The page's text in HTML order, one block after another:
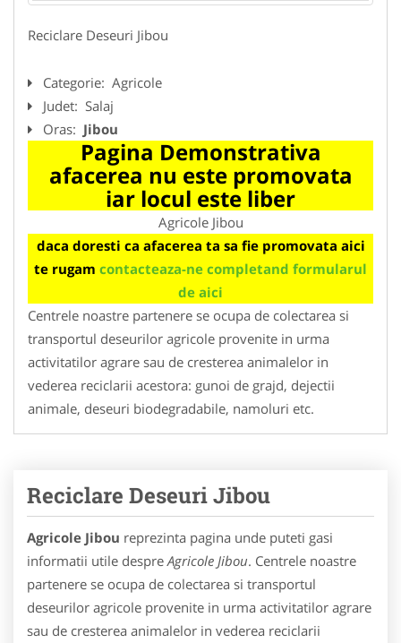
Reciclare Deseuri Jibou
Categorie: Agricole
Judet: Salaj
Oras: Jibou
Pagina Demonstrativa
afacerea nu este promovata
iar locul este liber
Agricole Jibou
daca doresti ca afacerea ta sa fie promovata aici
te rugam contacteaza-ne completand formularul
de aici
Centrele noastre partenere se ocupa de colectarea si
transportul deseurilor agricole provenite in urma
activitatilor agrare sau de cresterea animalelor in
vederea reciclarii acestora: gunoi de grajd, dejectii
animale, deseuri biodegradabile, namoluri etc.
Reciclare Deseuri Jibou
Agricole Jibou reprezinta pagina unde puteti gasi
informatii utile despre Agricole Jibou. Centrele noastre
partenere se ocupa de colectarea si transportul
deseurilor agricole provenite in urma activitatilor agrare
sau de cresterea animalelor in vederea reciclarii